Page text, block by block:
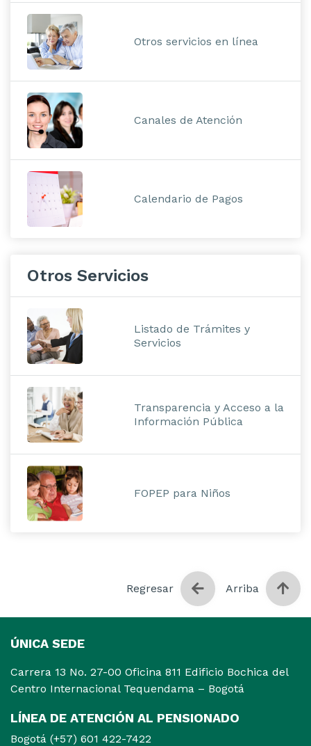
Otros servicios en línea
Canales de Atención
Calendario de Pagos
Otros Servicios
Listado de Trámites y
Servicios
Transparencia y Acceso a la
Información Pública
FOPEP para Niños
Regresar Arriba
ÚNICA SEDE
Carrera 13 No. 27-00 Oficina 811 Edificio Bochica del
Centro Internacional Tequendama – Bogotá
LÍNEA DE ATENCIÓN AL PENSIONADO
Bogotá (+57) 601 422-7422